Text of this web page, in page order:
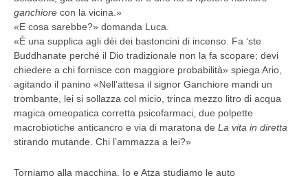
ganchiore con la vicina.»
«E cosa sarebbe?» domanda Luca.
«È una supplica agli dèi dei bastoncini di incenso. Fa ‘ste
Buddhanate perché il Dio tradizionale non la fa scopare; devi
chiedere a chi fornisce con maggiore probabilità» spiega Ario,
agitando il panino «Nell’attesa il signor Ganchiore mandi un
trombante, lei si sollazza col micio, trinca mezzo litro di acqua
magica omeopatica corretta psicofarmaci, due polpette
macrobiotiche anticancro e via di maratona de La vita in diretta
stirando mutande. Chi l’ammazza a lei?»
Torniamo alla macchina. Io e Atza studiamo le auto